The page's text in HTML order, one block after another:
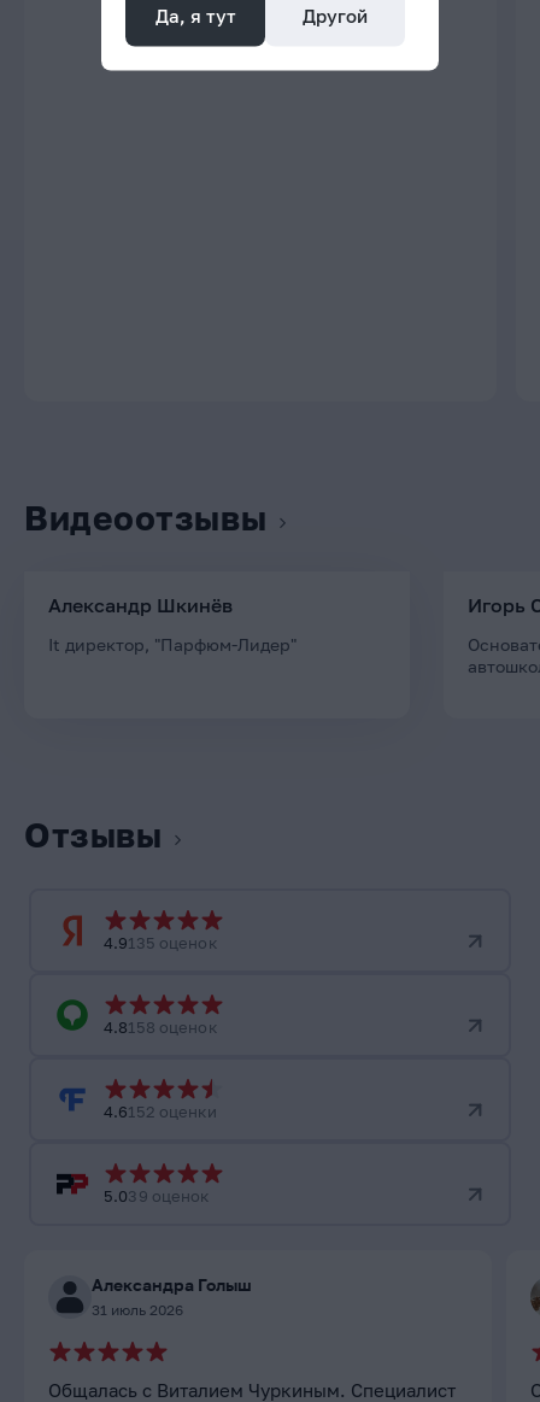
Видеоотзывы
Александр Шкинёв
It директор, "Парфюм-Лидер"
Игорь
Отзывы
4.9135 оценок
4.8158 оценок
4.6152 оценки
5.039 оценок
Александра Голыш
31 июль 2026
Общалась с Виталием Чуркиным. Специалист
Да, я тут Другой